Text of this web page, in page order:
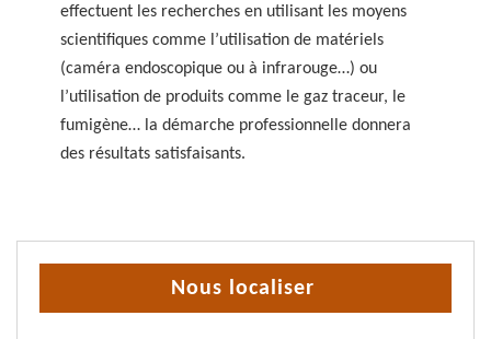
effectuent les recherches en utilisant les moyens
scientifiques comme l’utilisation de matériels
(caméra endoscopique ou à infrarouge…) ou
l’utilisation de produits comme le gaz traceur, le
fumigène… la démarche professionnelle donnera
des résultats satisfaisants.
Nous localiser